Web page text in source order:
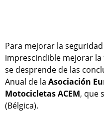
Para mejorar la
imprescindible mejorar
se desprende de las
Anual de la Asociación
Motocicletas ACEM, que
(Bélgica).